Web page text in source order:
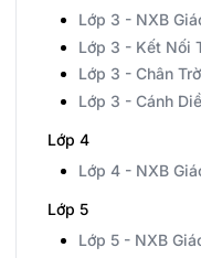
Lớp 3 - NXB
Lớp 3 - Kết Nối
Lớp 3 - Chân
Lớp 3 - Cánh
Lớp 4
Lớp 4 - NXB
Lớp 5
Lớp 5 - NXB